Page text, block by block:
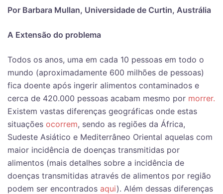
Por Barbara Mullan, Universidade de Curtin, Austrália
A Extensão do problema
Todos os anos, uma em cada 10 pessoas em todo o
mundo (aproximadamente 600 milhões de pessoas)
fica doente após ingerir alimentos contaminados e
cerca de 420.000 pessoas acabam mesmo por morrer.
Existem vastas diferenças geográficas onde estas
situações ocorrem, sendo as regiões da África,
Sudeste Asiático e Mediterrâneo Oriental aquelas com
maior incidência de doenças transmitidas por
alimentos (mais detalhes sobre a incidência de
doenças transmitidas através de alimentos por região
podem ser encontrados aqui). Além dessas diferenças